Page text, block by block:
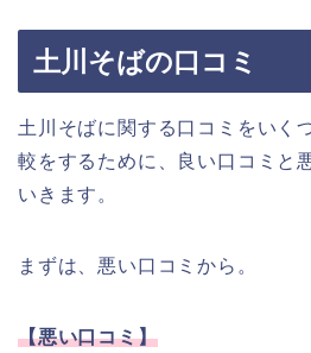
土川そばの口コミ
土川そばに関する口コミをいく
較をするために、良い口コミと
いきます。
まずは、悪い口コミから。
【悪い口コミ】